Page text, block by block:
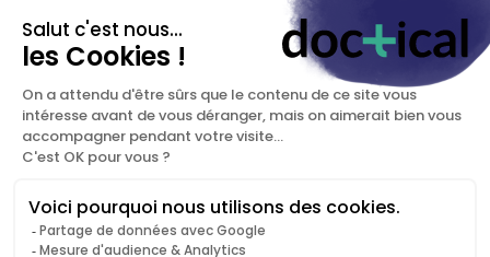
Les clés de votre santé
sexuelle.
DOCTICAL
A propos
Blog
NOUS CONTACTER
+33 (0)9 67 81 94 50
contact@doctical.com